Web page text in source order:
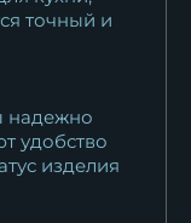
точный и
надежно
удобство
изделия